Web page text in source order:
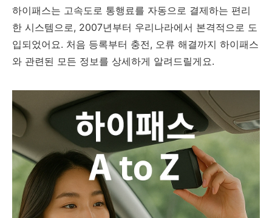
하이패스는 고속도로 통행료를 자동으로 결제하는 편리
한 시스템으로, 2007년부터 우리나라에서 본격적으로 도
입되었어요. 처음 등록부터 충전, 오류 해결까지 하이패스
와 관련된 모든 정보를 상세하게 알려드릴게요.